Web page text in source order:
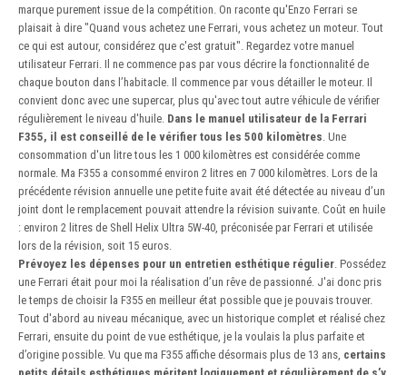
marque purement issue de la compétition. On raconte qu'Enzo Ferrari se
plaisait à dire "Quand vous achetez une Ferrari, vous achetez un moteur. Tout
ce qui est autour, considérez que c'est gratuit". Regardez votre manuel
utilisateur Ferrari. Il ne commence pas par vous décrire la fonctionnalité de
chaque bouton dans l’habitacle. Il commence par vous détailler le moteur. Il
convient donc avec une supercar, plus qu'avec tout autre véhicule de vérifier
régulièrement le niveau d'huile. Dans le manuel utilisateur de la Ferrari
F355, il est conseillé de le vérifier tous les 500 kilomètres . Une
consommation d'un litre tous les 1 000 kilomètres est considérée comme
normale. Ma F355 a consommé environ 2 litres en 7 000 kilomètres. Lors de la
précédente révision annuelle une petite fuite avait été détectée au niveau d’un
joint dont le remplacement pouvait attendre la révision suivante. Coût en huile
: environ 2 litres de Shell Helix Ultra 5W-40, préconisée par Ferrari et utilisée
lors de la révision, soit 15 euros.
Prévoyez les dépenses pour un entretien esthétique régulier . Possédez
une Ferrari était pour moi la réalisation d’un rêve de passionné. J'ai donc pris
le temps de choisir la F355 en meilleur état possible que je pouvais trouver.
Tout d'abord au niveau mécanique, avec un historique complet et réalisé chez
Ferrari, ensuite du point de vue esthétique, je la voulais la plus parfaite et
d’origine possible. Vu que ma F355 affiche désormais plus de 13 ans, certains